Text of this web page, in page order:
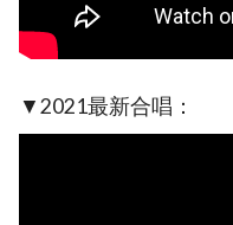
▼2021最新合唱：